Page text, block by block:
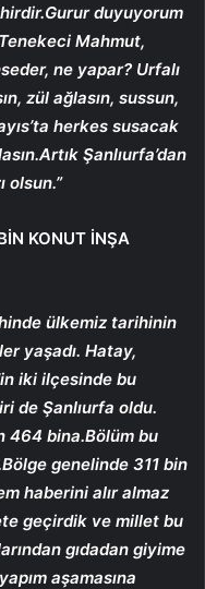
duyuyorum
Mahmut,
ne yapar? Urfalı
zül ağlasın, sussun,
herkes susacak
Şanlıurfa’dan
olsun.”
KONUT İNŞA
ülkemiz tarihinin
yaşadı. Hatay,
iki ilçesinde bu
de Şanlıurfa oldu.
464 bina.Bölüm bu
genelinde 311 bin
haberini alır almaz
geçirdik ve millet bu
gıdadan giyime
aşamasına